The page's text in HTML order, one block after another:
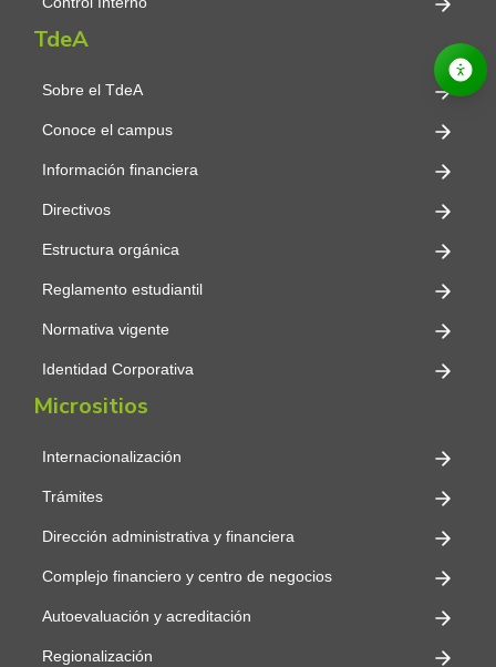
TdeA
Sobre el TdeA
Conoce el campus
Información financiera
Directivos
Estructura orgánica
Reglamento estudiantil
Normativa vigente
Identidad Corporativa
Micrositios
Internacionalización
Trámites
Dirección administrativa y financiera
Complejo financiero y centro de negocios
Autoevaluación y acreditación
Regionalización